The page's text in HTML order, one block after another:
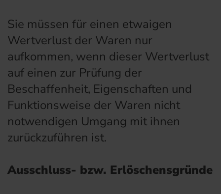
Sie müssen für einen etwaigen
Wertverlust der Waren nur
aufkommen, wenn dieser Wertverlust
auf einen zur Prüfung der
Beschaffenheit, Eigenschaften und
Funktionsweise der Waren nicht
notwendigen Umgang mit ihnen
zurückzuführen ist.
Ausschluss- bzw. Erlöschensgründe